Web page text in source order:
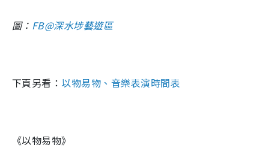
圖： FB@深水埗藝遊區
下頁另看： 以物易物、音樂表演時間表
《以物易物》